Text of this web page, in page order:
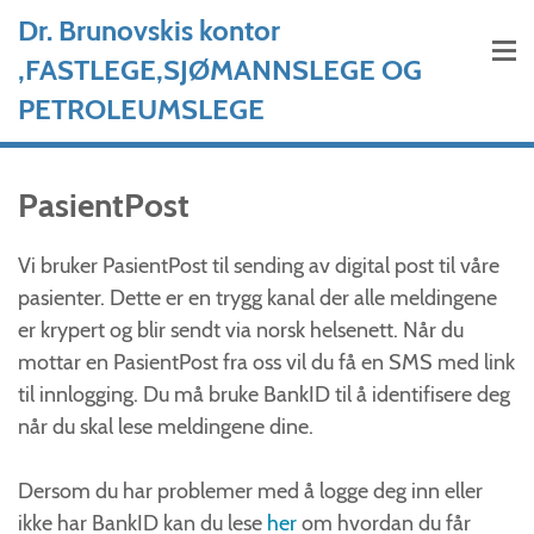
Hopp til hovedinnhold
Dr. Brunovskis kontor
,FASTLEGE,SJØMANNSLEGE OG
PETROLEUMSLEGE
PasientPost
Vi bruker PasientPost til sending av digital post til våre
pasienter. Dette er en trygg kanal der alle meldingene
er krypert og blir sendt via norsk helsenett. Når du
mottar en PasientPost fra oss vil du få en SMS med link
til innlogging. Du må bruke BankID til å identifisere deg
når du skal lese meldingene dine.
Dersom du har problemer med å logge deg inn eller
ikke har BankID kan du lese herom hvordan du får